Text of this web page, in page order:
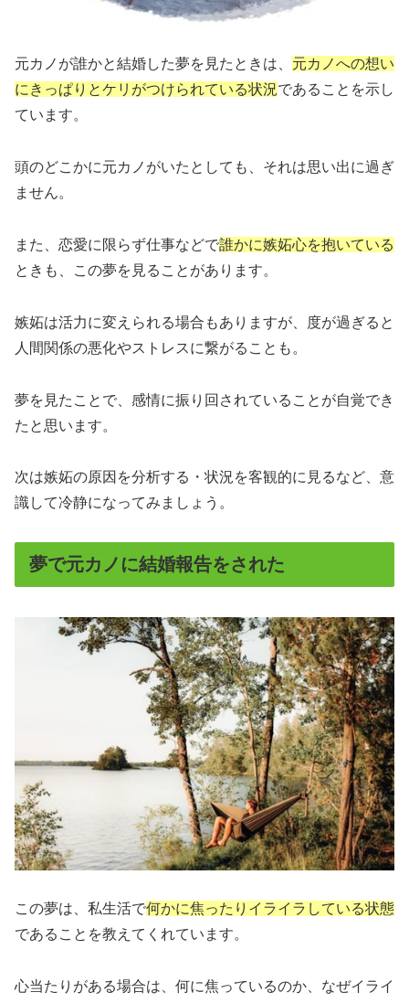
元カノが誰かと結婚した夢を見たときは、 元カノへの想い
にきっぱりとケリがつけられている状況であることを示し
ています。
頭のどこかに元カノがいたとしても、それは思い出に過ぎ
ません。
また、恋愛に限らず仕事などで誰かに嫉妬心を抱いている
ときも、この夢を見ることがあります。
嫉妬は活力に変えられる場合もありますが、度が過ぎると
人間関係の悪化やストレスに繋がることも。
夢を見たことで、感情に振り回されていることが自覚でき
たと思います。
次は嫉妬の原因を分析する・状況を客観的に見るなど、意
識して冷静になってみましょう。
夢で元カノに結婚報告をされた
この夢は、私生活で何かに焦ったりイライラしている状態
であることを教えてくれています。
心当たりがある場合は、何に焦っているのか、なぜイライ